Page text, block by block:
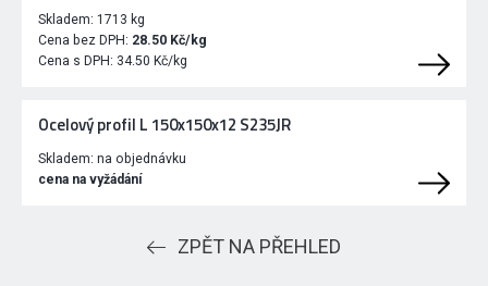
Skladem: 1713 kg
Cena bez DPH: 28.50 Kč/kg
Cena s DPH: 34.50 Kč/kg
Ocelový profil L 150x150x12 S235JR
Skladem: na objednávku
cena na vyžádání
ZPĚT NA PŘEHLED